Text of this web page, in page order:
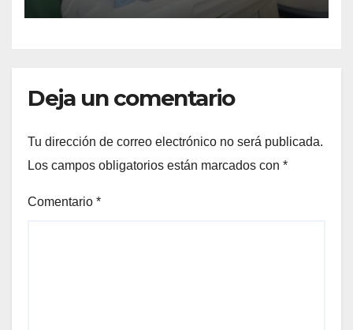
Deja un comentario
Tu dirección de correo electrónico no será publicada.
Los campos obligatorios están marcados con *
Comentario *